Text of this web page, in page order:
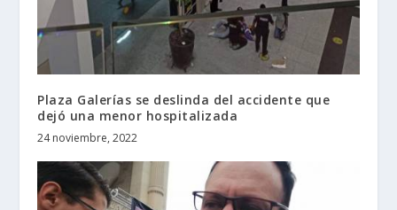
Plaza Galerías se deslinda del accidente que
dejó una menor hospitalizada
24 noviembre, 2022